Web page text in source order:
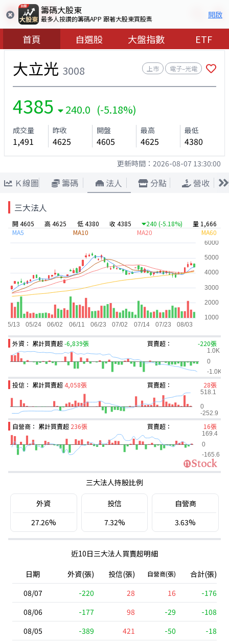
籌碼大股東
最多人按讚的籌碼APP 跟著大股東買股票 開啟
首頁 自選股 大盤指數 ETF
大立光 3008 上市 電子–光電
4385 240.0 (-5.18%)
成交量
1,491
昨收
4625
開盤
4605
最高
4625
最低
4380
更新時間： 2026-08-07 13:30:00
Ｋ線圖 籌碼 法人 分點
營收
三大法人
開 4605 高 4625 低 4380 收 4385 240 (-5.18%)
量 1,666
MA5
MA10 MA20 MA60
外資： 累計買賣超-6,839張 買賣超： -220張
投信： 累計買賣超 4,058張 買賣超： 28張
自營商： 累計買賣超 236張 買賣超： 16張
三大法人持股比例
外資
27.26%
投信
7.32%
自營商
3.63%
近10日三大法人買賣超明細
日期
外資(張) 投信(張) 自營商(張)
合計(張)
08/07
-220 28 16
-176
08/06
-177 98 -29
-108
08/05
-389 421 -50
-18